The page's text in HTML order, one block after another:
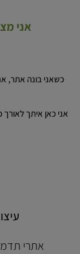
אני
כשאני בונה אתר,
אני כאן איתך
אתרי